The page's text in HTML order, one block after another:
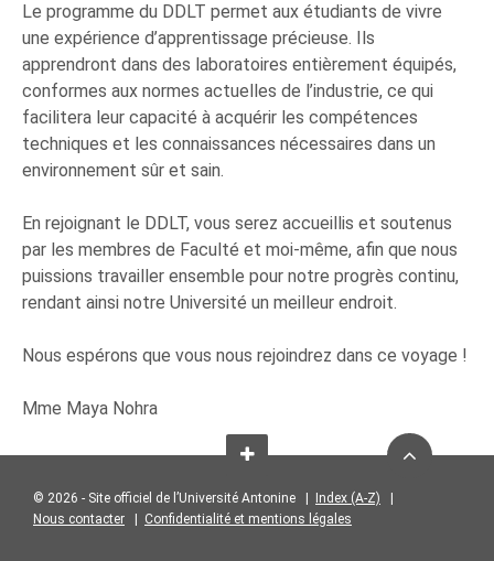
Le programme du DDLT permet aux étudiants de vivre
une expérience d’apprentissage précieuse. Ils
apprendront dans des laboratoires entièrement équipés,
conformes aux normes actuelles de l’industrie, ce qui
facilitera leur capacité à acquérir les compétences
techniques et les connaissances nécessaires dans un
environnement sûr et sain.
En rejoignant le DDLT, vous serez accueillis et soutenus
par les membres de Faculté et moi-même, afin que nous
puissions travailler ensemble pour notre progrès continu,
rendant ainsi notre Université un meilleur endroit.
Nous espérons que vous nous rejoindrez dans ce voyage !
Mme Maya Nohra
© 2026 - Site officiel de l’Université Antonine | Index (A-Z)
Nous contacter
Confidentialité et mentions légales